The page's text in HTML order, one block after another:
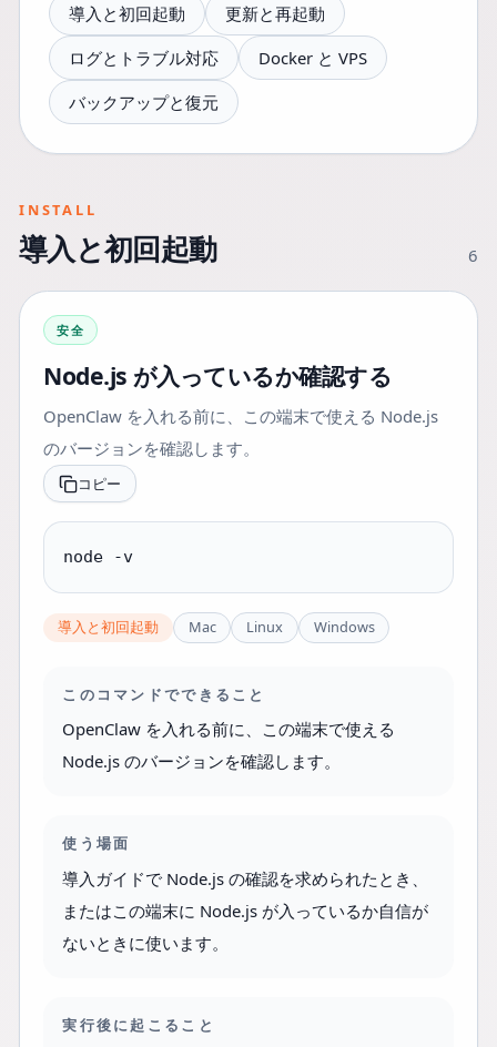
導入と初回起動
更新と再起動
ログとトラブル対応
Docker と VPS
バックアップと復元
INSTALL
導入と初回起動 6
安全
Node.js が入っているか確認する
OpenClaw を入れる前に、この端末で使える Node.js
のバージョンを確認します。
コピー
node -v
導入と初回起動 Mac Linux Windows
このコマンドでできること
OpenClaw を入れる前に、この端末で使える
Node.js のバージョンを確認します。
使う場面
導入ガイドで Node.js の確認を求められたとき、
またはこの端末に Node.js が入っているか自信が
ないときに使います。
実行後に起こること